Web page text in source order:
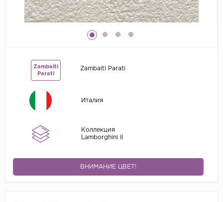
Rasch
Zambaiti
Parati
Zambaiti Parati
Италия
Коллекция
Lamborghini II
ВНИМАНИЕ ЦВЕТ!